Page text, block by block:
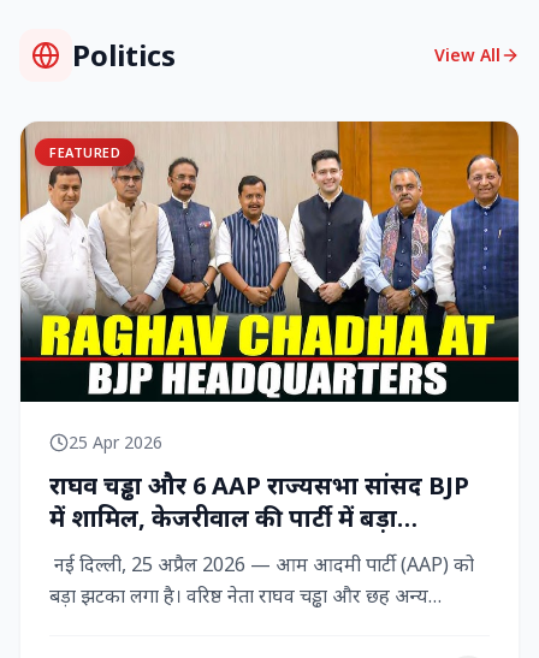
Politics View All
FEATURED
25 Apr 2026
राघव चड्ढा और 6 AAP राज्‍यसभा सांसद BJP
में शामिल, केजरीवाल की पार्टी में बड़ा
राजनीतिक विद्रोह
नई दिल्ली, 25 अप्रैल 2026 — आम आदमी पार्टी (AAP) को
बड़ा झटका लगा है। वरिष्ठ नेता राघव चड्ढा और छह अन्य